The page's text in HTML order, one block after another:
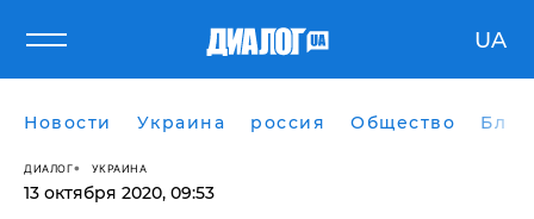
UA
Новости Украина россия Общество
ДИАЛОГ УКРАИНА
13 октября 2020, 09:53